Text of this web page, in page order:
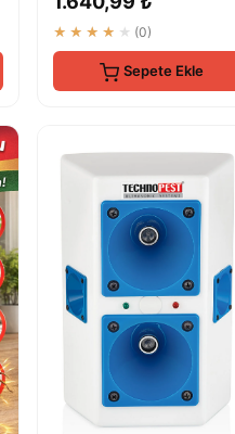
Böc...
★★★★★ (0)
Sepete Ekle